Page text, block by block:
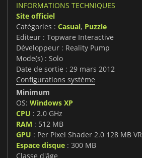
INFORMATIONS TECHNIQUES
Site officiel
Catégories : Casual, Puzzle
Editeur : Topware Interactive
Développeur : Reality Pump
Mode(s) : Solo
Date de sortie : 29 mars 2012
Configurations système
Minimum
OS: Windows XP
CPU : 2.0 GHz
RAM : 512 MB
GPU : Per Pixel Shader 2.0 128 MB
Espace disque : 300 MB
Classe d'âge